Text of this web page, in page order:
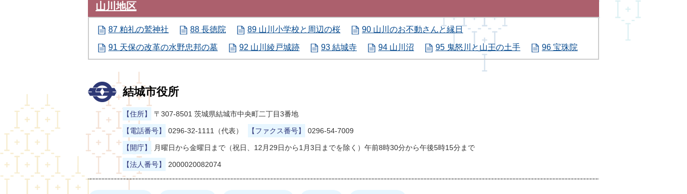
山川地区
87 粕礼の鷲神社 88 長徳院 89 山川小学校と周辺の桜 90 山川のお不動さんと縁日
91 天保の改革の水野忠邦の墓 92 山川綾戸城跡 93 結城寺 94 山川沼 95 鬼怒川と山王の土手 96 宝珠院
結城市役所
【住所】 〒307-8501 茨城県結城市中央町二丁目3番地
【電話番号】 0296-32-1111（代表） 【ファクス番号】 0296-54-7009
【開庁】 月曜日から金曜日まで（祝日、12月29日から1月3日までを除く）午前8時30分から午後5時15分まで
【法人番号】 2000020082074